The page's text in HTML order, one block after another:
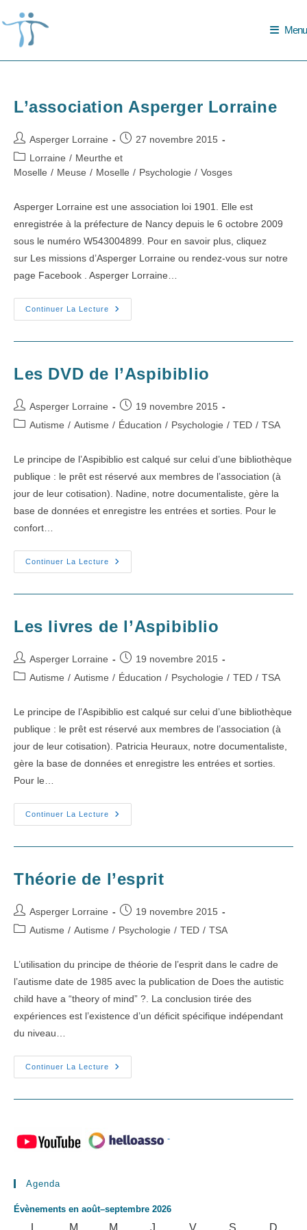
to
content
Menu
L’association Asperger Lorraine
Auteur/autrice
de
la
Asperger Lorraine
Publication
27 novembre 2015
Post
category:
Lorraine / Meurthe et
Moselle / Meuse / Moselle / Psychologie / Vosges
Asperger Lorraine est une association loi 1901. Elle est
enregistrée à la préfecture de Nancy depuis le 6 octobre 2009
sous le numéro W543004899. Pour en savoir plus, cliquez
sur Les missions d’Asperger Lorraine ou rendez-vous sur notre
page Facebook . Asperger Lorraine…
Continuer La Lecture
L’association
Asperger
Les DVD de l’Aspibiblio
Auteur/autrice
de
Asperger Lorraine
Publication
publiée :
19 novembre 2015
PostAutisme / Autisme / Éducation / Psychologie / TED / TSA
Le principe de l’Aspibiblio est calqué sur celui d’une bibliothèque
publique : le prêt est réservé aux membres de l’association (à
jour de leur cotisation). Nadine, notre documentaliste, gère la
base de données et enregistre les entrées et sorties. Pour le
confort…
Continuer La Lecture
Les
DVD
Les livres de l’Aspibiblio
Auteur/autrice
de
Asperger Lorraine
Publication
publiée :
19 novembre 2015
PostAutisme / Autisme / Éducation / Psychologie / TED / TSA
Le principe de l’Aspibiblio est calqué sur celui d’une bibliothèque
publique : le prêt est réservé aux membres de l’association (à
jour de leur cotisation). Patricia Heuraux, notre documentaliste,
gère la base de données et enregistre les entrées et sorties.
Pour le…
Continuer La Lecture
Les
Livres
Théorie de l’esprit
Auteur/autrice
de
Asperger Lorraine
Publication
publiée :
19 novembre 2015
PostAutisme / Autisme / Psychologie / TED / TSA
L’utilisation du principe de théorie de l’esprit dans le cadre de
l’autisme date de 1985 avec la publication de Does the autistic
child have a “theory of mind” ?. La conclusion tirée des
expériences est l’existence d’un déficit spécifique indépendant
du niveau…
Continuer La Lecture
Théorie
De
-
Agenda
Évènements en août–septembre 2026
M M MERCREDI
J VVENDREDI
S SAMEDID